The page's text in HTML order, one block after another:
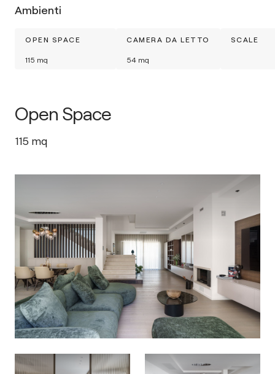
Ambienti
OPEN SPACE
115 mq
CAMERA DA LETTO
54 mq
SCALE
Open Space
115 mq